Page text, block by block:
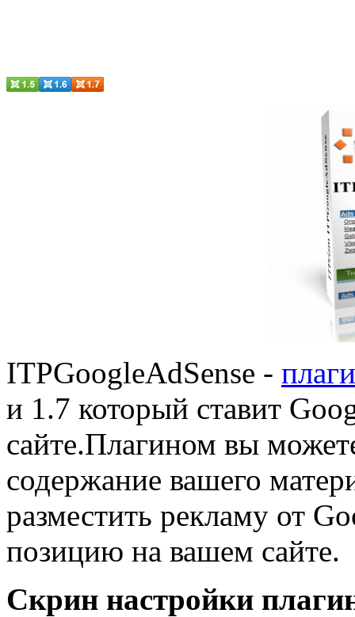
ITPGoogleAdSense -
и 1.7 который ставит
сайте.Плагином вы
содержание вашего
разместить рекламу от
позицию на вашем сайте.
Скрин настройки